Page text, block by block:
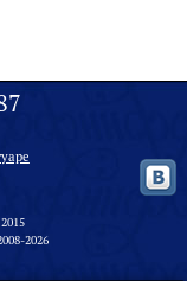
2026